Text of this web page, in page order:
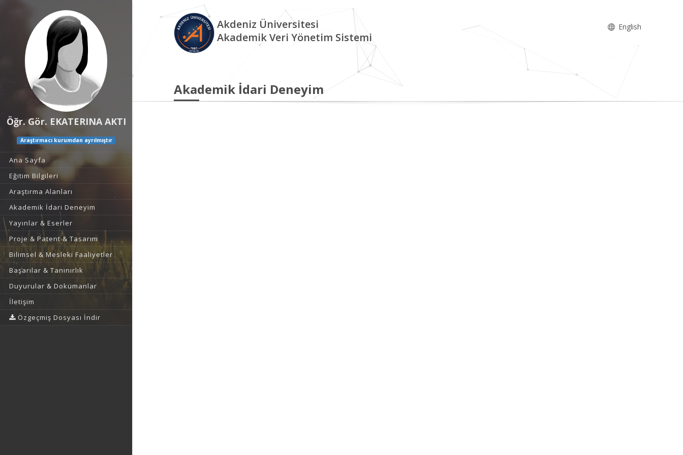
Öğr. Gör. EKATERINA AKTI
Araştırmacı kurumdan ayrılmıştır
Ana Sayfa
Eğitim Bilgileri
Araştırma Alanları
Akademik İdari Deneyim
Yayınlar & Eserler
Proje & Patent & Tasarım
Bilimsel & Mesleki Faaliyetler
Başarılar & Tanınırlık
Duyurular & Dokümanlar
İletişim
Özgeçmiş Dosyası İndir
Akdeniz Üniversitesi
Akademik Veri Yönetim Sistemi
English
Akademik İdari Deneyim